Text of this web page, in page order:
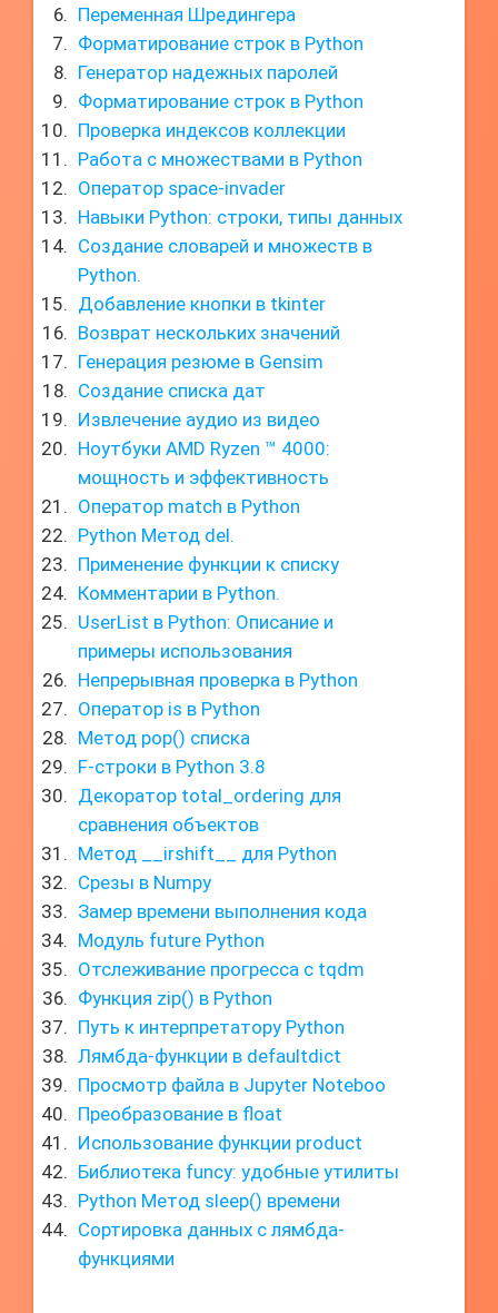
Переменная Шредингера
Форматирование строк в Python
Генератор надежных паролей
Форматирование строк в Python
Проверка индексов коллекции
Работа с множествами в Python
Оператор space-invader
Навыки Python: строки, типы данных
Создание словарей и множеств в
Python.
Добавление кнопки в tkinter
Возврат нескольких значений
Генерация резюме в Gensim
Создание списка дат
Извлечение аудио из видео
Ноутбуки AMD Ryzen ™ 4000:
мощность и эффективность
Оператор match в Python
Python Метод del.
Применение функции к списку
Комментарии в Python.
UserList в Python: Описание и
примеры использования
Непрерывная проверка в Python
Оператор is в Python
Метод pop() списка
F-строки в Python 3.8
Декоратор total_ordering для
сравнения объектов
Метод __irshift__ для Python
Срезы в Numpy
Замер времени выполнения кода
Модуль future Python
Отслеживание прогресса с tqdm
Функция zip() в Python
Путь к интерпретатору Python
Лямбда-функции в defaultdict
Просмотр файла в Jupyter Noteboo
Преобразование в float
Использование функции product
Библиотека funcy: удобные утилиты
Python Метод sleep() времени
Сортировка данных с лямбда-
функциями